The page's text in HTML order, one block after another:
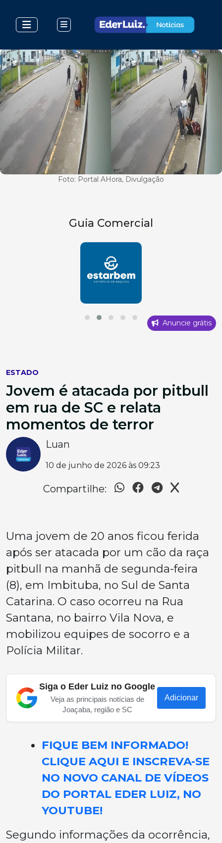
Foto: Portal AHora, Divulgação
Guia Comercial
Anuncie grátis
ESTADO
Jovem é atacada por pitbull
em rua de SC e relata
momentos de terror
Luan
10 de junho de 2026 às 09:23
Compartilhe:
Uma jovem de 20 anos ficou ferida
após ser atacada por um cão da raça
pitbull na manhã de segunda-feira
(8), em Imbituba, no Sul de Santa
Catarina. O caso ocorreu na Rua
Santana, no bairro Vila Nova, e
mobilizou equipes de socorro e a
Polícia Militar.
Siga o Eder Luiz no Google
Veja as principais notícias de
Joaçaba, região e SC
Adicionar
FIQUE BEM INFORMADO!
CLIQUE AQUI E INSCREVA-SE
NO NOVO CANAL DE VÍDEOS
DO PORTAL EDER LUIZ, NO
YOUTUBE!
Segundo informações da ocorrência,